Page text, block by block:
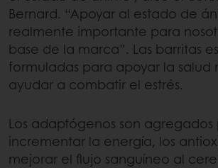
Bernard. “Apoyar al estado de
realmente importante para
base de la marca”. Las barritas
formuladas para apoyar la salud
ayudar a combatir el estrés.
Los adaptógenos son agregados
incrementar la energía, los
mejorar el flujo sanguíneo al